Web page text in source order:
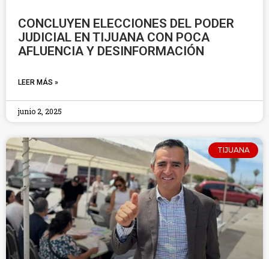
CONCLUYEN ELECCIONES DEL PODER
JUDICIAL EN TIJUANA CON POCA
AFLUENCIA Y DESINFORMACIÓN
LEER MÁS »
junio 2, 2025
TIJUANA